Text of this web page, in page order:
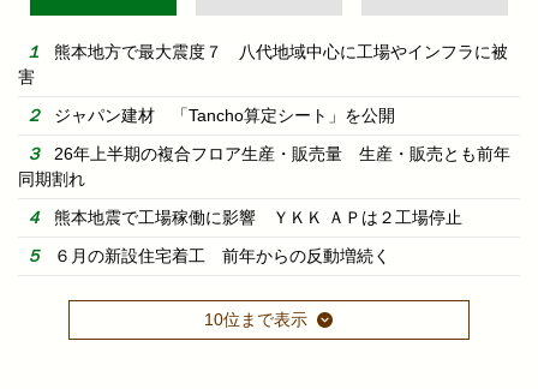
熊本地方で最大震度７ 八代地域中心に工場やインフラに被
害
ジャパン建材 「Tancho算定シート」を公開
26年上半期の複合フロア生産・販売量 生産・販売とも前年
同期割れ
熊本地震で工場稼働に影響 ＹＫＫ ＡＰは２工場停止
６月の新設住宅着工 前年からの反動増続く
10位まで表示